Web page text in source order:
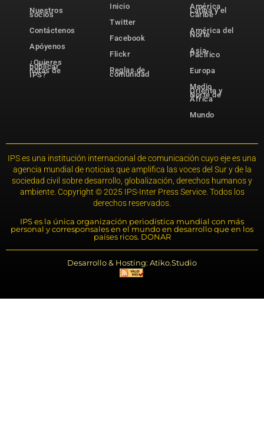
Nuestros
socios
Contáctenos
Apóyenos
¿Quieres
publicar
notas de
IPS?
Inicio
Twitter
Facebook
Flickr
Reglas de
comunidad
América
Latina y el
Caribe
América del
Norte
Asia-
Pacífico
Europa
Medio
Oriente y
Norte de
África
Mundo
IPS es una institución internacional de comunicación cuyo eje es una
agencia mundial de noticias que amplifica las voces del Sur y de la
sociedad civil sobre desarrollo, globalización, derechos humanos y
ambiente. Copyright © 2025 IPS-Inter Press Service. Todos los
derechos reservados.
IPS es la única organización periodística mundial con más
personal y corresponsales en el mundo en desarrollo que en los
países ricos. DONAR
Desarrollo & Hosting: Atiko.Studio